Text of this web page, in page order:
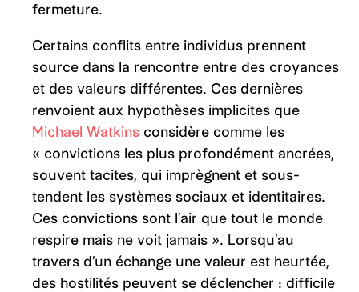
fermeture.
Certains conflits entre individus prennent
source dans la rencontre entre des croyances
et des valeurs différentes. Ces dernières
renvoient aux hypothèses implicites que
Michael Watkins considère comme les
« convictions les plus profondément ancrées,
souvent tacites, qui imprègnent et sous-
tendent les systèmes sociaux et identitaires.
Ces convictions sont l’air que tout le monde
respire mais ne voit jamais ». Lorsqu’au
travers d’un échange une valeur est heurtée,
des hostilités peuvent se déclencher : difficile